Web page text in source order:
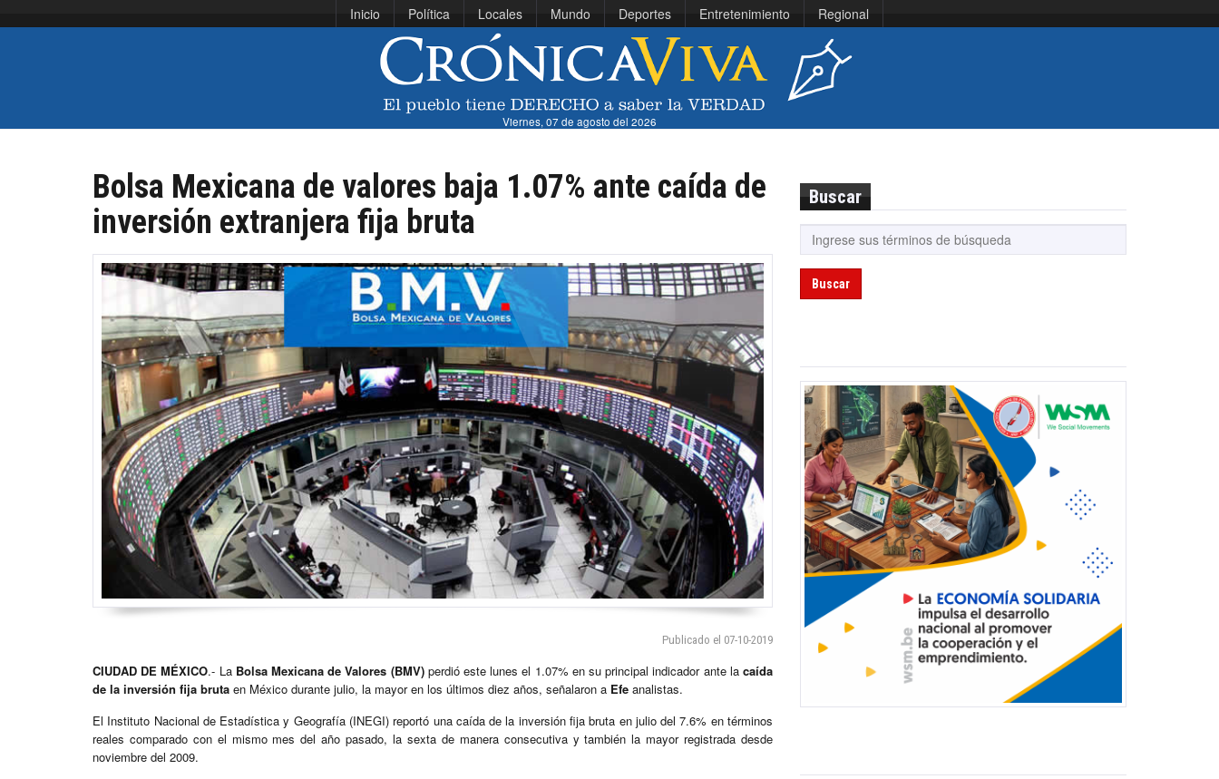
Inicio Política Locales Mundo Deportes Entretenimiento Regional
Viernes, 07 de agosto del 2026
Bolsa Mexicana de valores baja 1.07% ante caída de
inversión extranjera fija bruta
Publicado el 07-10-2019
CIUDAD DE MÉXICO.- La Bolsa Mexicana de Valores (BMV)perdió este lunes el 1.07% en su principal indicador ante lacaída
de la inversión fija bruta en México durante julio, la mayor en los últimos diez años, señalaron a Efe analistas.
El Instituto Nacional de Estadística y Geografía (INEGI) reportó una caída de la inversión fija bruta en julio del 7.6% en términos
reales comparado con el mismo mes del año pasado, la sexta de manera consecutiva y también la mayor registrada desde
noviembre del 2009.
Buscar
Buscar